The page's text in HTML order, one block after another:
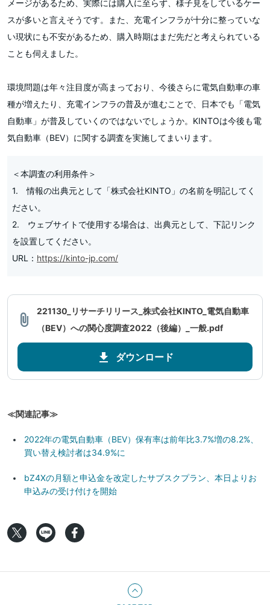
メージがあるため、実際には購入に至らず、様子見をしているケー
スが多いと言えそうです。また、充電インフラが十分に整っていな
い現状にも不安があるため、購入時期はまだ先だと考えられている
ことも伺えました。
環境問題は年々注目度が高まっており、今後さらに電気自動車の車
種が増えたり、充電インフラの普及が進むことで、日本でも「電気
自動車」が普及していくのではないでしょうか。KINTOは今後も電
気自動車（BEV）に関する調査を実施してまいります。
＜本調査の利用条件＞
1. 情報の出典元として「株式会社KINTO」の名前を明記してく
ださい。
2. ウェブサイトで使用する場合は、出典元として、下記リンク
を設置してください。
URL： https://kinto-jp.com/
221130_リサーチリリース_株式会社KINTO_電気自動車
（BEV）への関心度調査2022（後編）_一般.pdf
ダウンロード
≪関連記事≫
2022年の電気自動車（BEV）保有率は前年比3.7%増の8.2%、
買い替え検討者は34.9%に
bZ4Xの月額と申込金を改定したサブスクプラン、本日よりお
申込みの受け付けを開始